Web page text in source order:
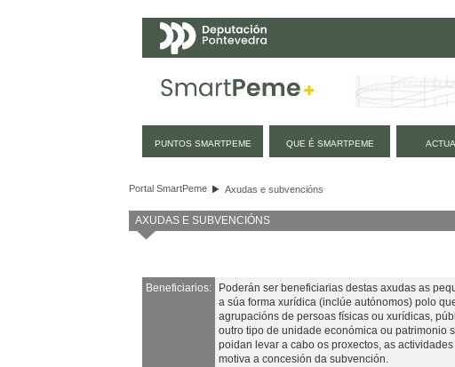
PUNTOS SMARTPEME QUE É SMARTPEME
Portal SmartPeme Axudas e subvencións
AXUDAS E SUBVENCIÓNS
Beneficiarios:
Poderán ser beneficiarias destas axudas as
a súa forma xurídica (inclúe autónomos) polo
agrupacións de persoas físicas ou xurídicas,
outro tipo de unidade económica ou patrimonio
poidan levar a cabo os proxectos, as
motiva a concesión da subvención.